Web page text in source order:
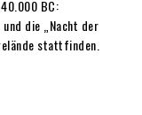
BC:
die „Nacht der
stattfinden.